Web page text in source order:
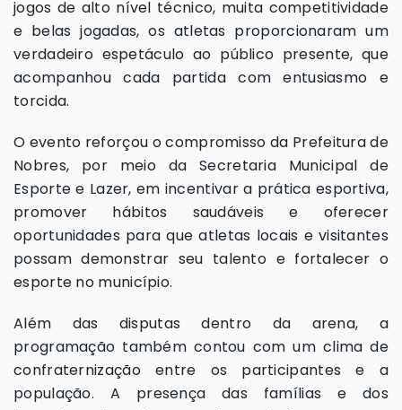
jogos de alto nível técnico, muita competitividade
e belas jogadas, os atletas proporcionaram um
verdadeiro espetáculo ao público presente, que
acompanhou cada partida com entusiasmo e
torcida.
O evento reforçou o compromisso da Prefeitura de
Nobres, por meio da Secretaria Municipal de
Esporte e Lazer, em incentivar a prática esportiva,
promover hábitos saudáveis e oferecer
oportunidades para que atletas locais e visitantes
possam demonstrar seu talento e fortalecer o
esporte no município.
Além das disputas dentro da arena, a
programação também contou com um clima de
confraternização entre os participantes e a
população. A presença das famílias e dos